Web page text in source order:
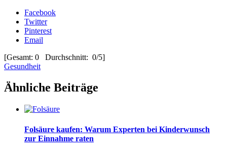
Facebook
Twitter
Pinterest
Email
[Gesamt: 0 Durchschnitt: 0/5]
Gesundheit
Ähnliche Beiträge
Folsäure kaufen: Warum Experten bei Kinderwunsch
zur Einnahme raten